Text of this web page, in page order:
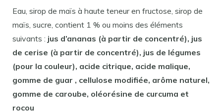
Eau, sirop de maïs à haute teneur en fructose, sirop de
maïs, sucre, contient 1 % ou moins des éléments
suivants : jus d’ananas (à partir de concentré), jus
de cerise (à partir de concentré), jus de légumes
(pour la couleur), acide citrique, acide malique,
gomme de guar , cellulose modifiée, arôme naturel,
gomme de caroube, oléorésine de curcuma et
rocou